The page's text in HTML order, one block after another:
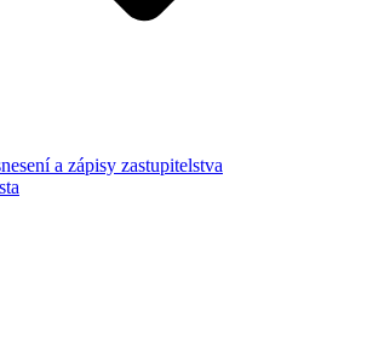
a zápisy zastupitelstva